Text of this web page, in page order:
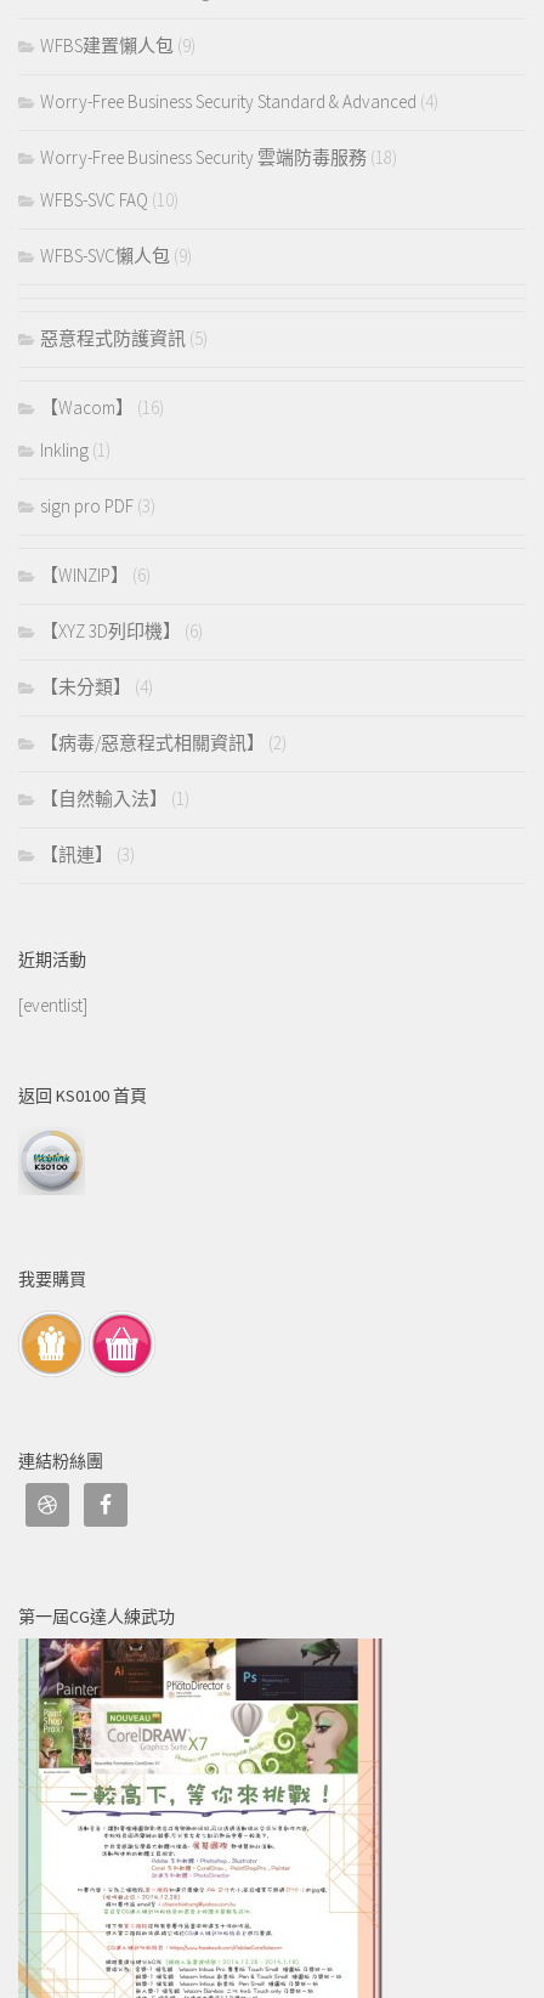
WFBS建置懶人包 (9)
Worry-Free Business Security Standard & Advanced (4)
Worry-Free Business Security 雲端防毒服務 (18)
WFBS-SVC FAQ (10)
WFBS-SVC懶人包 (9)
惡意程式防護資訊 (5)
【Wacom】
(16)
Inkling (1)
sign pro PDF (3)
【WINZIP】 (6)
【XYZ 3D列印機】 (6)
【未分類】 (4)
【病毒/惡意程式相關資訊】 (2)
【自然輸入法】 (1)
【訊連】 (3)
近期活動
[eventlist]
返回 KS0100 首頁
我要購買
連結粉絲團
第一屆CG達人練武功